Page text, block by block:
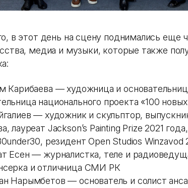
в этот день на сцену поднимались еще
медиа и музыки, которые также
Карибаева — художница и
национального проекта «100
— художник и скульптор,
лауреат Jackson’s Painting Prize 2021
резидент Open Studios Winzavod
Есен — журналистка, теле и
и отличница СМИ РК
Нарымбетов — основатель и солист